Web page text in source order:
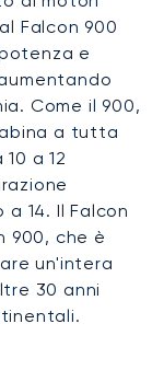
Falcon 900
e
Come il 900,
a tutta
a 12
14. Il Falcon
900, che è
un'intera
30 anni